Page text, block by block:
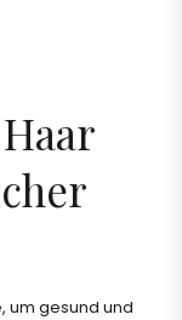
um gesund und